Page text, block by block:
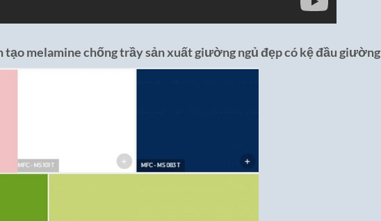
tạo melamine chống trầy sản xuất giường ngủ đẹp có kệ đầu giường